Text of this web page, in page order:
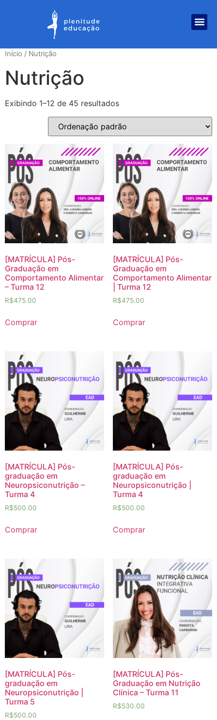
Início / Nutrição
Nutrição
Exibindo 1–12 de 45 resultados
[MATRÍCULA] Pós-
Graduação em
Comportamento Alimentar
– Turma 12
R$475.00
Comprar
[MATRÍCULA] Pós-
Graduação em
Comportamento Alimentar
| Turma 12
R$475.00
Comprar
[MATRÍCULA] Pós-
graduação em
Neuropsiconutrição –
Turma 4
R$500.00
Comprar
[MATRÍCULA] Pós-
graduação em
Neuropsiconutrição |
Turma 4
R$500.00
Comprar
[MATRÍCULA] Pós-
graduação em
Neuropsiconutrição |
Turma 5
R$500.00
[MATRÍCULA] Pós-
Graduação em Nutrição
Clínica – Turma 11
R$530.00